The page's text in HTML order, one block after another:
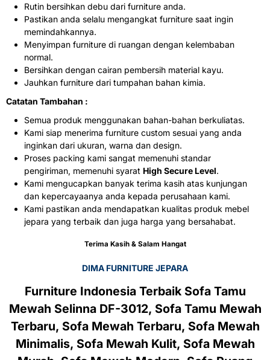
Rutin bersihkan debu dari furniture anda.
Pastikan anda selalu mengangkat furniture saat ingin
memindahkannya.
Menyimpan furniture di ruangan dengan kelembaban
normal.
Bersihkan dengan cairan pembersih material kayu.
Jauhkan furniture dari tumpahan bahan kimia.
Catatan Tambahan :
Semua produk menggunakan bahan-bahan berkuliatas.
Kami siap menerima furniture custom sesuai yang anda
inginkan dari ukuran, warna dan design.
Proses packing kami sangat memenuhi standar
pengiriman, memenuhi syarat High Secure Level.
Kami mengucapkan banyak terima kasih atas kunjungan
dan kepercayaanya anda kepada perusahaan kami.
Kami pastikan anda mendapatkan kualitas produk mebel
jepara yang terbaik dan juga harga yang bersahabat.
Terima Kasih & Salam Hangat
DIMA FURNITURE JEPARA
Furniture Indonesia Terbaik Sofa Tamu
Mewah Selinna DF-3012, Sofa Tamu Mewah
Terbaru, Sofa Mewah Terbaru, Sofa Mewah
Minimalis, Sofa Mewah Kulit, Sofa Mewah